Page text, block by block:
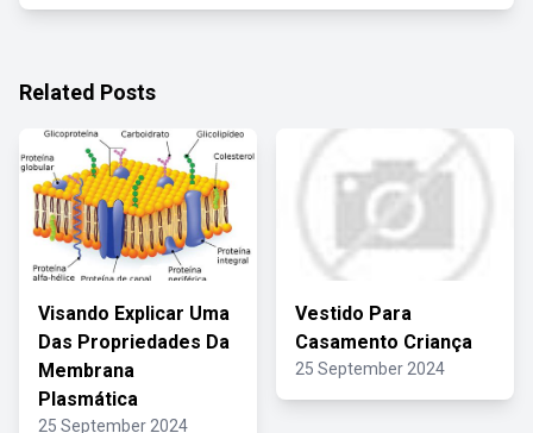
Related Posts
Visando Explicar Uma
Das Propriedades Da
Membrana
Plasmática
25 September 2024
Vestido Para
Casamento Criança
25 September 2024